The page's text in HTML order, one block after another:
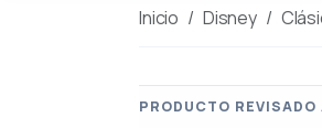
Inicio Disney